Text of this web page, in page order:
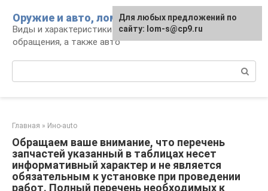
контенту
Оружие и авто, лом для мужика
Виды и характеристики оружия, правила
обращения, а также авто
Главная » Ино-auto
Обращаем ваше внимание, что перечень
запчастей указанный в таблицах несет
информативный характер и не является
обязательным к установке при проведении
работ. Полный перечень необходимых к
Для любых предложений по
сайту: lom-s@cp9.ru